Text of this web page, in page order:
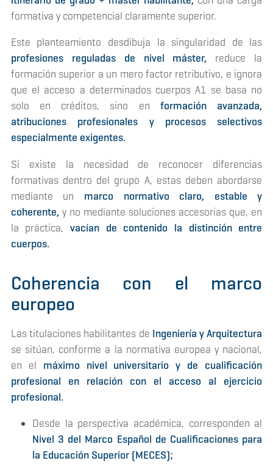
formativa y competencial claramente superior.
Este planteamiento desdibuja la singularidad de las
profesiones reguladas de nivel máster, reduce la
formación superior a un mero factor retributivo, e ignora
que el acceso a determinados cuerpos A1 se basa no
solo en créditos, sino enformación avanzada,
atribuciones profesionales y procesos selectivos
especialmente exigentes.
Si existe la necesidad de reconocer diferencias
formativas dentro del grupo A, estas deben abordarse
mediante un marco normativo claro, estable y
coherente, y no mediante soluciones accesorias que, en
la práctica, vacían de contenido la distinción entre
cuerpos.
Coherencia con el marco
europeo
Las titulaciones habilitantes de Ingeniería y Arquitectura
se sitúan, conforme a la normativa europea y nacional,
en el máximo nivel universitario y de cualificación
profesional en relación con el acceso al ejercicio
profesional.
Desde la perspectiva académica, corresponden al
Nivel 3 del Marco Español de Cualificaciones para
la Educación Superior (MECES);